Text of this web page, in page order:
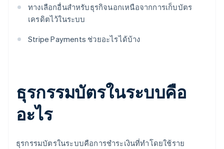
ทางเลือกอื่นสำหรับธุรกิจนอกเหนือจากการเก็บบัตร
เครดิตไว้ในระบบ
Stripe Payments ช่วยอะไรได้บ้าง
ธุรกรรมบัตรในระบบคือ
อะไร
ธุรกรรมบัตรในระบบคือการชำระเงินที่ทำโดยใช้ราย